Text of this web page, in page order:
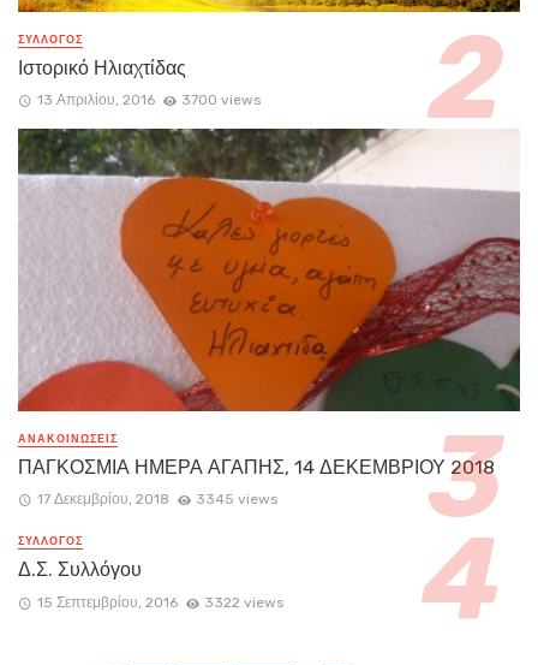
ΣΥΛΛΟΓΟΣ
Ιστορικό Ηλιαχτίδας
13 Απριλίου, 2016 3700 views
ΑΝΑΚΟΙΝΏΣΕΙΣ
ΠΑΓΚΟΣΜΙΑ ΗΜΕΡΑ ΑΓΑΠΗΣ, 14 ΔΕΚΕΜΒΡΙΟΥ 2018
17 Δεκεμβρίου, 2018 3345 views
ΣΥΛΛΟΓΟΣ
Δ.Σ. Συλλόγου
15 Σεπτεμβρίου, 2016 3322 views